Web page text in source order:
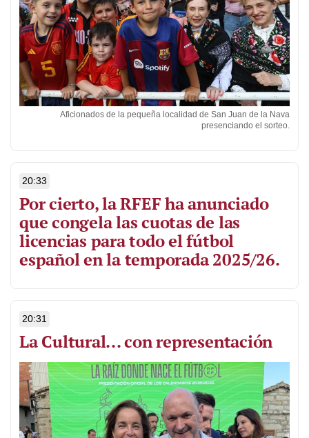
Aficionados de la pequeña localidad de San Juan de la Nava
presenciando el sorteo.
20:33
Por cierto, la RFEF ha anunciado
que congela las cuotas de las
licencias para todo el fútbol
español en la temporada 2025/26.
20:31
La Cultural... con representación